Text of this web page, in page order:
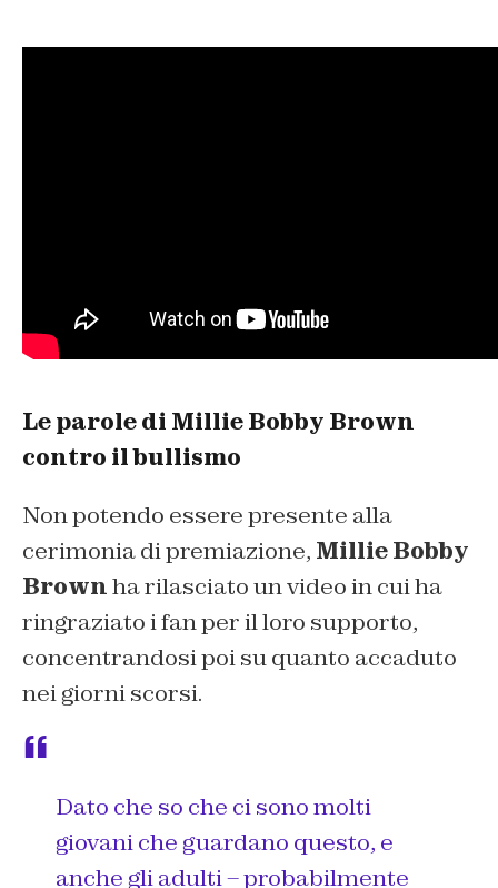
Le parole di Millie Bobby Brown
contro il bullismo
Non potendo essere presente alla
cerimonia di premiazione, Millie Bobby
Brownha rilasciato un video in cui ha
ringraziato i fan per il loro supporto,
concentrandosi poi su quanto accaduto
nei giorni scorsi.
Dato che so che ci sono molti
giovani che guardano questo, e
anche gli adulti – probabilmente